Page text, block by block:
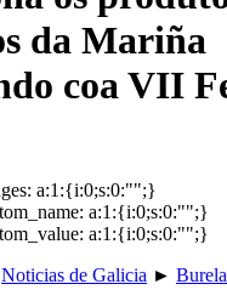
da Mariña
coa VII
a:1:{i:0;s:0:"";}
a:1:{i:0;s:0:"";}
a:1:{i:0;s:0:"";}
Noticias de Galicia ► Burela